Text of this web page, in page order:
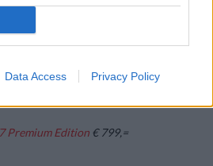
Data Access Privacy Policy
master fondamentali (2 x XLR + 2 x
sistemi di altoparlanti professionali. Per
audio, offre anche una doppia opzione di
jack stereo da 1/8″ / 3,5 mm + jack
Premium Edition € 799,=